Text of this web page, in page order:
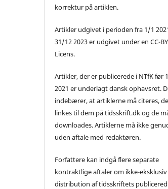
korrektur på artiklen.
Artikler udgivet i perioden fra 1/1
31/12 2023 er udgivet under en CC-
Licens.
Artikler, der er publicerede i NTfK før
2021 er underlagt dansk ophavsret.
indebærer, at artiklerne må citeres,
linkes til dem på tidsskrift.dk og de
downloades. Artiklerne må ikke
uden aftale med redaktøren.
Forfattere kan indgå flere separate
kontraktlige aftaler om ikke-eksklusiv
distribution af tidsskriftets